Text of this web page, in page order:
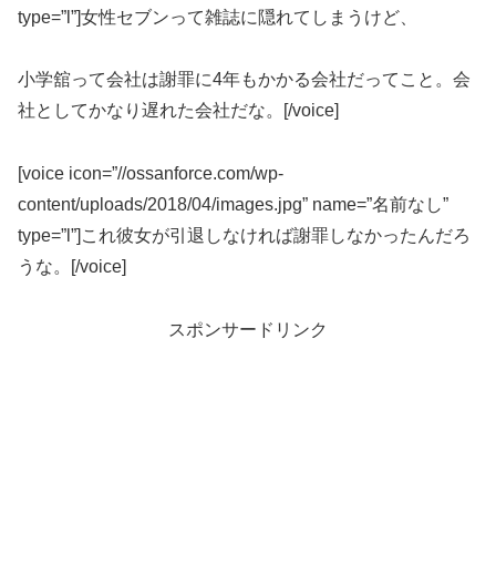
type=”l”]女性セブンって雑誌に隠れてしまうけど、
小学舘って会社は謝罪に4年もかかる会社だってこと。会
社としてかなり遅れた会社だな。[/voice]
[voice icon=”//ossanforce.com/wp-
content/uploads/2018/04/images.jpg” name=”名前なし”
type=”l”]これ彼女が引退しなければ謝罪しなかったんだろ
うな。[/voice]
スポンサードリンク